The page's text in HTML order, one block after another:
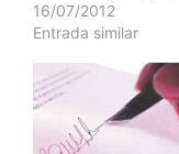
VALORES SEXUALES
DENTRO DE LAS
OBJETIVO I.
un rango de
consideraciones
personales, ticas,
16/07/2012
Entrada similar